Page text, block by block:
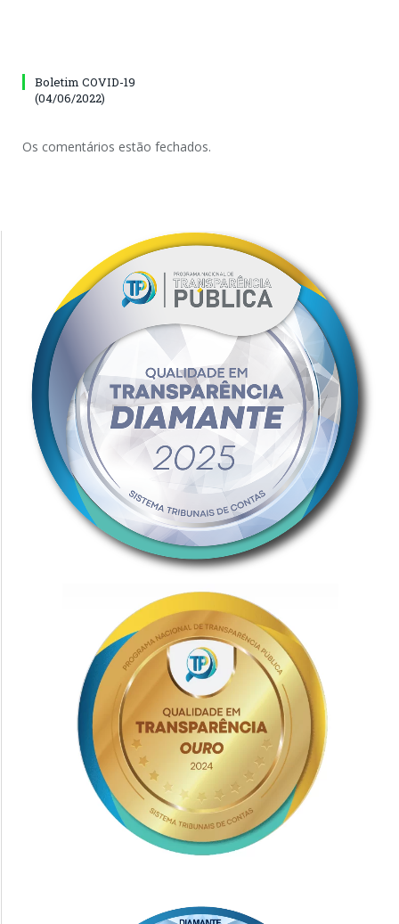
Boletim COVID-19
(04/06/2022)
Os comentários estão fechados.